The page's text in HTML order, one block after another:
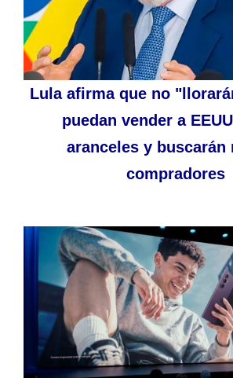
Lula afirma que no
puedan vender a
aranceles y buscarán
compradores